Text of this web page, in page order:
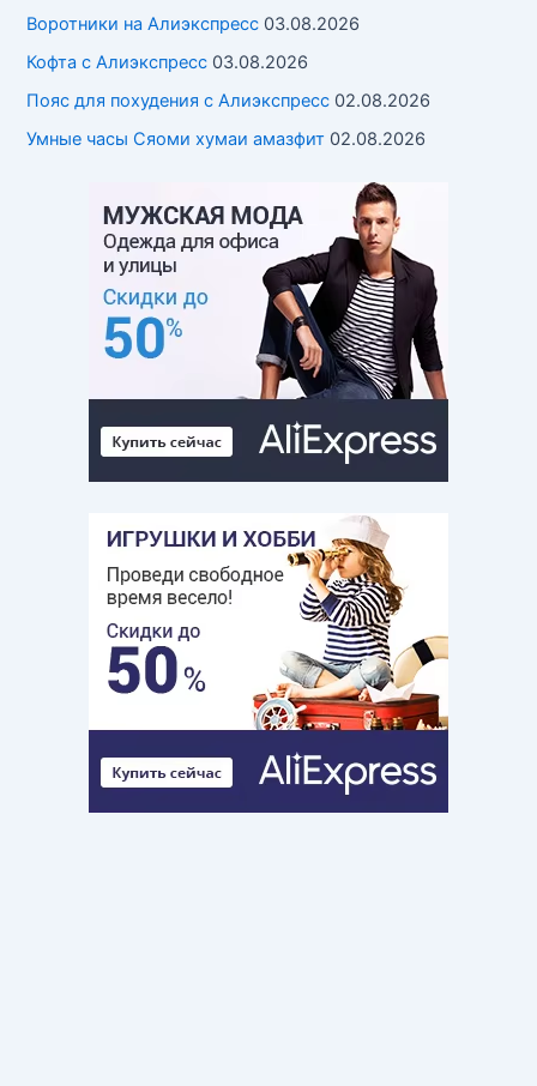
Воротники на Алиэкспресс 03.08.2026
Кофта с Алиэкспресс 03.08.2026
Пояс для похудения с Алиэкспресс 02.08.2026
Умные часы Cяоми хумаи амазфит 02.08.2026